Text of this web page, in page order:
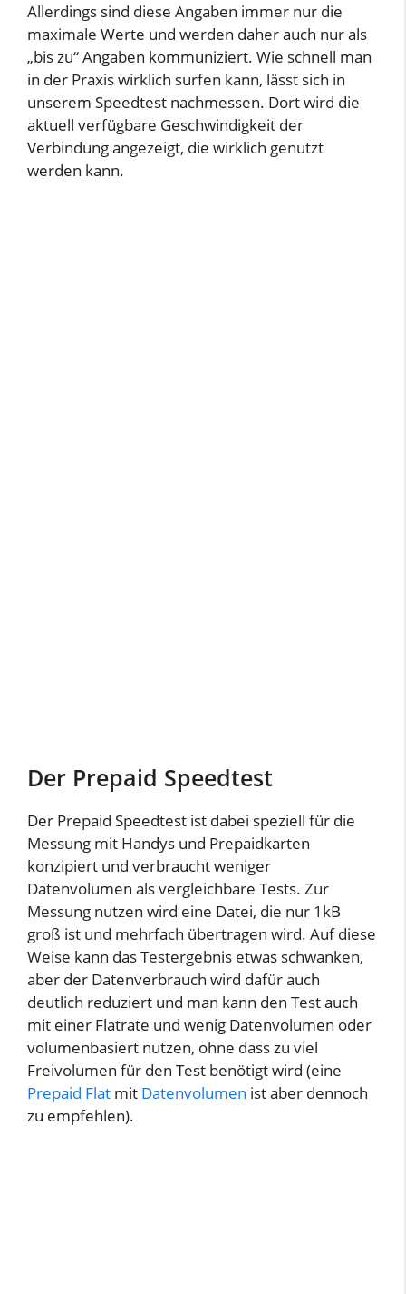
Allerdings sind diese Angaben immer nur die
maximale Werte und werden daher auch nur als
„bis zu“ Angaben kommuniziert. Wie schnell man
in der Praxis wirklich surfen kann, lässt sich in
unserem Speedtest nachmessen. Dort wird die
aktuell verfügbare Geschwindigkeit der
Verbindung angezeigt, die wirklich genutzt
werden kann.
Der Prepaid Speedtest
Der Prepaid Speedtest ist dabei speziell für die
Messung mit Handys und Prepaidkarten
konzipiert und verbraucht weniger
Datenvolumen als vergleichbare Tests. Zur
Messung nutzen wird eine Datei, die nur 1kB
groß ist und mehrfach übertragen wird. Auf diese
Weise kann das Testergebnis etwas schwanken,
aber der Datenverbrauch wird dafür auch
deutlich reduziert und man kann den Test auch
mit einer Flatrate und wenig Datenvolumen oder
volumenbasiert nutzen, ohne dass zu viel
Freivolumen für den Test benötigt wird (eine
Prepaid Flat mit Datenvolumen ist aber dennoch
zu empfehlen).